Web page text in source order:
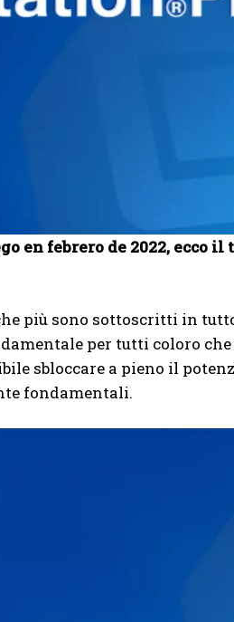
en febrero de 2022, ecco
più sono sottoscritti in
per tutti coloro che
sbloccare a pieno il
fondamentali.